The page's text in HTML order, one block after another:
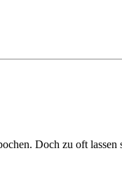
Doch zu oft lassen